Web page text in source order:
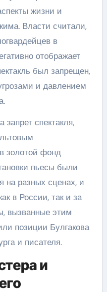
жизни и
Власти считали,
в
отображает
был запрещен,
и давлением
спектакля,
золотой фонд
пьесы были
на разных сценах, и
в России, так и за
вызванные этим
позиции Булгакова
и писателя.
и